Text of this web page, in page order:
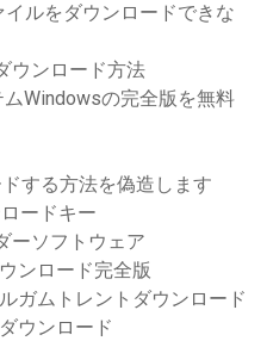
ルをダウンロードできな
ウンロード方法
Windowsの完全版を無料
する方法を偽造します
ードキー
ーソフトウェア
ンロード完全版
ガムトレントダウンロード
ウンロード